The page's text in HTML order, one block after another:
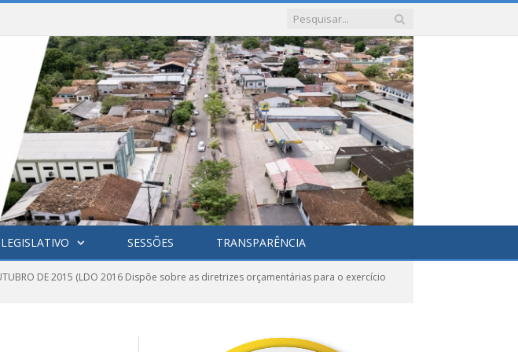
SESSÕES TRANSPARÊNCIA
DE 2015 (LDO 2016 Dispõe sobre as diretrizes orçamentárias para o exercício